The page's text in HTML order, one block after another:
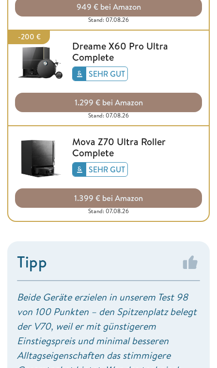
949 € bei Amazon
Stand: 07.08.26
-200 €
Dreame X60 Pro Ultra
Complete
SEHR GUT
1.299 € bei Amazon
Stand: 07.08.26
Mova Z70 Ultra Roller
Complete
SEHR GUT
1.399 € bei Amazon
Stand: 07.08.26
Tipp
Beide Geräte erzielen in unserem Test 98
von 100 Punkten – den Spitzenplatz belegt
der V70, weil er mit günstigerem
Einstiegspreis und minimal besseren
Alltagseigenschaften das stimmigere